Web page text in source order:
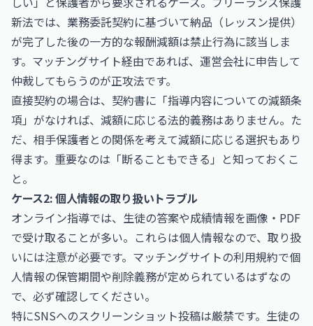
新法では、業務委託契約に基づいて納品（レッスン提供）
が完了した後の一方的な報酬減額は禁止行為に該当しま
す。マッチングサイト経由であれば、運営会社に申告して
仲裁してもらうのが正攻法です。
直接契約の場合は、契約書に「指導内容についての減額条
項」がなければ、減額に応じる法的義務はありません。た
だ、相手保護者との関係を考えて減額に応じる選択もあり
得ます。重要なのは「断ることもできる」と知っておくこ
と。
ケース2: 個人情報の取り扱いトラブル
オンライン指導では、生徒の答案や成績情報を画像・PDF
で受け取ることが多い。これらは個人情報なので、取り扱
いには注意が必要です。マッチングサイトの利用規約で個
人情報の保管期間や削除義務が定められているはずなの
で、必ず確認してください。
特にSNSへのスクリーンショット投稿は厳禁です。生徒の